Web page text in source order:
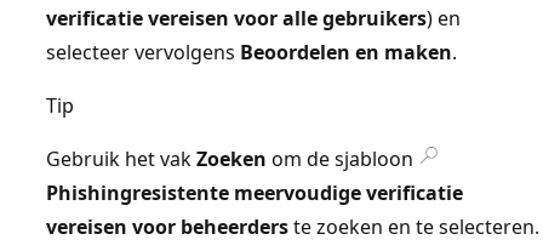
verificatie vereisen voor alle gebruikers) en
selecteer vervolgens Beoordelen en maken.
Tip
Gebruik het vakZoeken om de sjabloon
Phishingresistente meervoudige verificatie
vereisen voor beheerderste zoeken en te selecteren.